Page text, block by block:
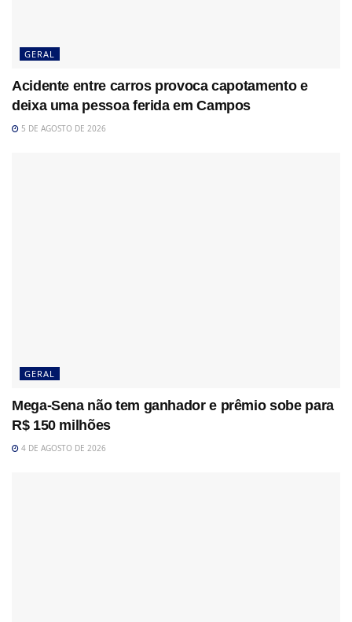
GERAL
Acidente entre carros provoca capotamento e
deixa uma pessoa ferida em Campos
5 DE AGOSTO DE 2026
GERAL
Mega-Sena não tem ganhador e prêmio sobe para
R$ 150 milhões
4 DE AGOSTO DE 2026